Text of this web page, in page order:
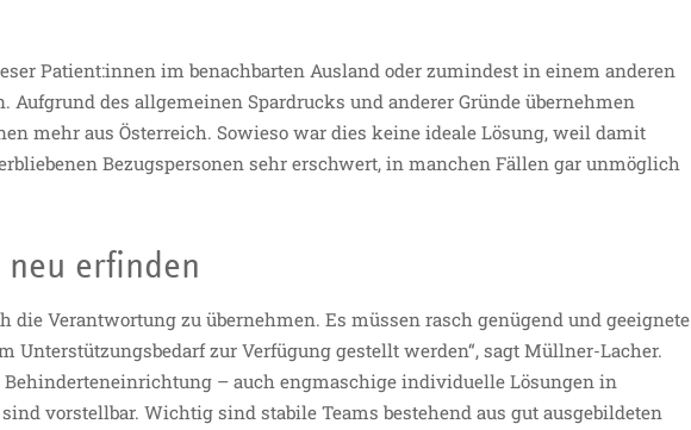
Patient:innen im benachbarten Ausland oder zumindest in einem anderen
Aufgrund des allgemeinen Spardrucks und anderer Gründe übernehmen
mehr aus Österreich. Sowieso war dies keine ideale Lösung, weil damit
Bezugspersonen sehr erschwert, in manchen Fällen gar unmöglich
neu erfinden
die Verantwortung zu übernehmen. Es müssen rasch genügend und geeignete
Unterstützungsbedarf zur Verfügung gestellt werden“, sagt Müllner-Lacher.
– auch engmaschige individuelle Lösungen in
vorstellbar. Wichtig sind stabile Teams bestehend aus gut ausgebildeten